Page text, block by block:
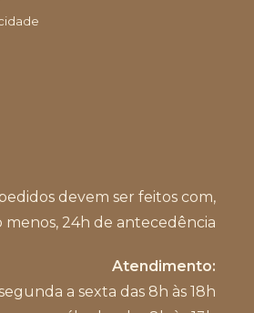
devem ser feitos com,
menos, 24h de antecedência
Atendimento:
a sexta das 8h às 18h